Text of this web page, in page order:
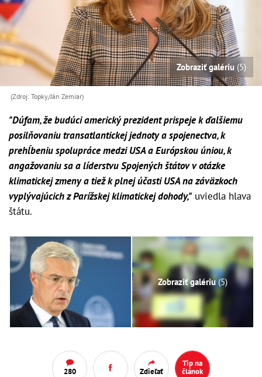
Zobraziť galériu (5)
(Zdroj: Topky/Ján Zemiar)
"Dúfam, že budúci americký prezident prispeje k ďalšiemu
posilňovaniu transatlantickej jednoty a spojenectva, k
prehĺbeniu spolupráce medzi USA a Európskou úniou, k
angažovaniu sa a líderstvu Spojených štátov v otázke
klimatickej zmeny a tiež k plnej účasti USA na záväzkoch
vyplývajúcich z Parížskej klimatickej dohody," uviedla hlava
štátu.
Zobraziť galériu(5)
280 Zdieľať
Tip na
článok